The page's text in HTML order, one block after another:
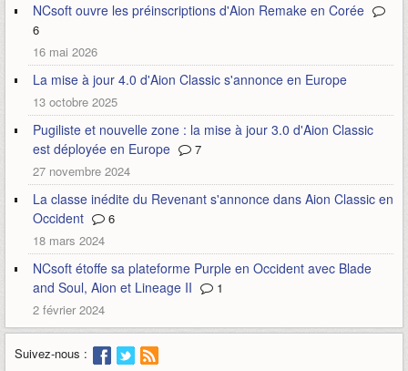
NCsoft ouvre les préinscriptions d'Aion Remake en Corée
6
16 mai 2026
La mise à jour 4.0 d'Aion Classic s'annonce en Europe
13 octobre 2025
Pugiliste et nouvelle zone : la mise à jour 3.0 d'Aion Classic
est déployée en Europe
7
27 novembre 2024
La classe inédite du Revenant s'annonce dans Aion Classic en
Occident
6
18 mars 2024
NCsoft étoffe sa plateforme Purple en Occident avec Blade
and Soul, Aion et Lineage II
1
2 février 2024
Suivez-nous :